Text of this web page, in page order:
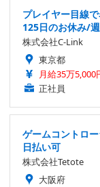
プレイヤー目線
125日のお休み/
株式会社C-Link
東京都
月給35万5,000
正社員
ゲームコントロ
日払い可
株式会社Tetote
大阪府